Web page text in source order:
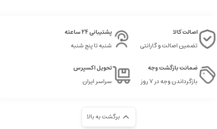
اصالت کالا
تضمین اصالت و گارانتی
پشتیبانی 24 ساعته
شنبه تا پنج شنبه
ضمانت بازگشت وجه
بازگرداندن وجه در ۷ روز
تحویل اکسپرس
سراسر ایران
برگشت به بالا